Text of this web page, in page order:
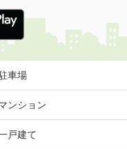
車場
ンション
戸建て